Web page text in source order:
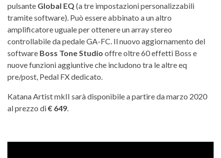
pulsante Global EQ (a tre impostazioni personalizzabili
tramite software). Può essere abbinato a un altro
amplificatore uguale per ottenere un array stereo
controllabile da pedale GA-FC. Il nuovo aggiornamento del
software Boss Tone Studio offre oltre 60 effetti Boss e
nuove funzioni aggiuntive che includono tra le altre eq
pre/post, Pedal FX dedicato.
Katana Artist mkII sarà disponibile a partire da marzo 2020
al prezzo di€ 649